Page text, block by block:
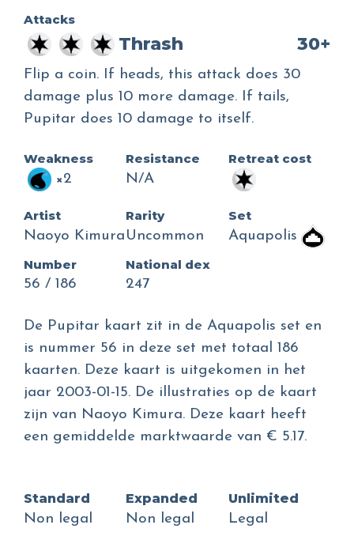
Attacks
Thrash 30+
Flip a coin. If heads, this attack does 30
damage plus 10 more damage. If tails,
Pupitar does 10 damage to itself.
Weakness
×2
Resistance
N/A
Retreat cost
Artist
Naoyo Kimura
Rarity
Uncommon
Set
Aquapolis
Number
56 / 186
National dex
247
De Pupitar kaart zit in de Aquapolis set en
is nummer 56 in deze set met totaal 186
kaarten. Deze kaart is uitgekomen in het
jaar 2003-01-15. De illustraties op de kaart
zijn van Naoyo Kimura. Deze kaart heeft
een gemiddelde marktwaarde van € 5.17.
Standard
Non legal
Expanded
Non legal
Unlimited
Legal